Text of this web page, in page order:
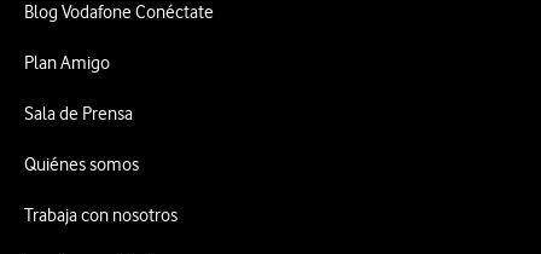
Blog Vodafone Conéctate
Plan Amigo
Sala de Prensa
Quiénes somos
Trabaja con nosotros